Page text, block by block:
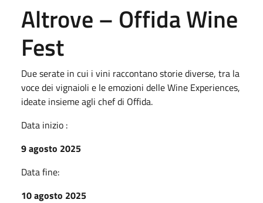
Altrove – Offida Wine
Fest
Due serate in cui i vini raccontano storie diverse, tra la
voce dei vignaioli e le emozioni delle Wine Experiences,
ideate insieme agli chef di Offida.
Data inizio :
9 agosto 2025
Data fine:
10 agosto 2025